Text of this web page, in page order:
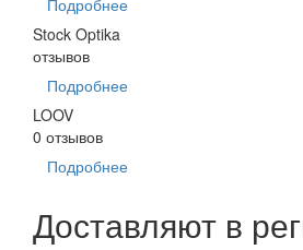
Подробнее
Stock Optika
отзывов
Подробнее
LOOV
0 отзывов
Подробнее
Доставляют в